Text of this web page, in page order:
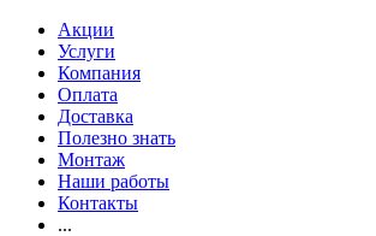
Акции
Услуги
Компания
Оплата
Доставка
Полезно знать
Монтаж
Наши работы
Контакты
...